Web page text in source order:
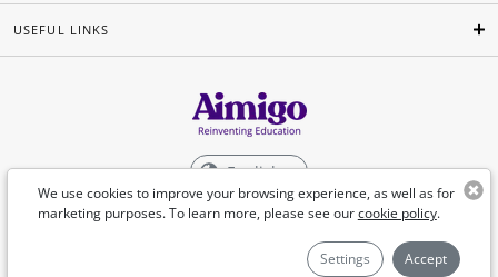
We use cookies to improve your browsing experience, as well as for
marketing purposes. To learn more, please see ourcookie policy.
Settings Accept
USEFUL LINKS
English
©Aimigo 2026